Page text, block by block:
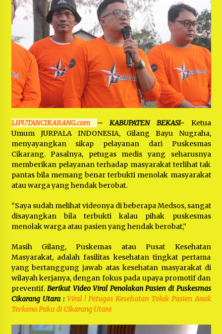
Support Camat Kedungwaringin Memberikan
Logistik Ke Posko Jurpala Kosmi
1 tahun ago
Ucapan Terimakasih Ketua Umum Jurpala
Indonesia dan KOSMI Indonesia Atas Respon
Cepat Polres Metro Bekasi dan Polsek Cikarang
Timur yang Tangkap Oknum Ormas Terkait
Pengusiran Pendirian Posko
1 tahun ago
Kodim 0509 Kabupaten Bekasi Terima 20
Perahu Bantuan Dari Panglima TNI
1 tahun ago
Jelang Ramadhan, Kecamatan Cikarang Pusat
Gelar STQ ke-VII
1 tahun ago
LIPUTANCIKARANG.com – KABUPATEN BEKASI- Ketua
Umum JURPALA INDONESIA, Gilang Bayu Nugraha,
menyayangkan sikap pelayanan dari Puskesmas
Cikarang. Pasalnya, petugas medis yang seharusnya
memberikan pelayanan terhadap masyarakat terlihat tak
pantas bila memang benar terbukti menolak masyarakat
atau warga yang hendak berobat.
“Saya sudah melihat videonya di beberapa Medsos, sangat
disayangkan bila terbukti kalau pihak puskesmas
menolak warga atau pasien yang hendak berobat,”
Masih Gilang, Puskemas atau Pusat Kesehatan
Masyarakat, adalah fasilitas kesehatan tingkat pertama
yang bertanggung jawab atas kesehatan masyarakat di
wilayah kerjanya, dengan fokus pada upaya promotif dan
preventif.Berikut Video Viral Penolakan Pasien di Puskesmas
Cikarang Utara : Viral ! Petugas Kesehatan Tolak Pasien Anak
Terkena Paku di Cikarang Utara